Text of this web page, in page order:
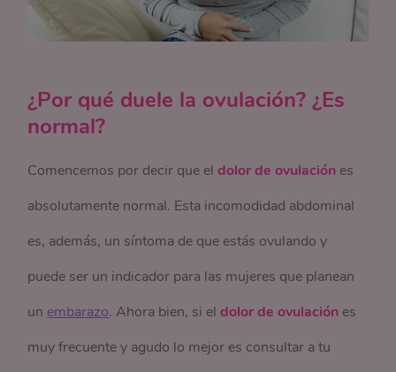
¿Por qué duele la ovulación? ¿Es
normal?
Comencemos por decir que eldolor de ovulación es
absolutamente normal. Esta incomodidad abdominal
es, además, un síntoma de que estás ovulando y
puede ser un indicador para las mujeres que planean
unembarazo. Ahora bien, si eldolor de ovulación es
muy frecuente y agudo lo mejor es consultar a tu